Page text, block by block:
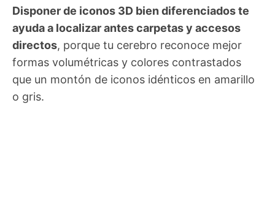
Disponer de iconos 3D bien diferenciados te
ayuda a localizar antes carpetas y accesos
directos, porque tu cerebro reconoce mejor
formas volumétricas y colores contrastados
que un montón de iconos idénticos en amarillo
o gris.